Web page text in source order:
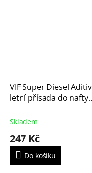
VIF Super Diesel Aditiv
letní přísada do nafty
Skladem
247 Kč
Do košíku